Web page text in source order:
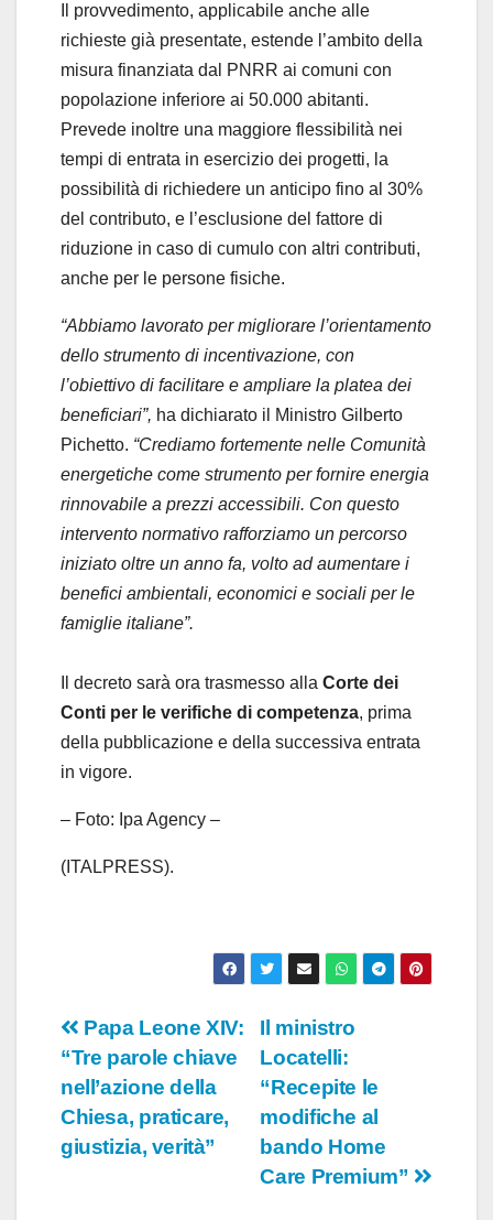
Il provvedimento, applicabile anche alle
richieste già presentate, estende l’ambito della
misura finanziata dal PNRR ai comuni con
popolazione inferiore ai 50.000 abitanti.
Prevede inoltre una maggiore flessibilità nei
tempi di entrata in esercizio dei progetti, la
possibilità di richiedere un anticipo fino al 30%
del contributo, e l’esclusione del fattore di
riduzione in caso di cumulo con altri contributi,
anche per le persone fisiche.
“Abbiamo lavorato per migliorare l’orientamento
dello strumento di incentivazione, con
l’obiettivo di facilitare e ampliare la platea dei
beneficiari”, ha dichiarato il Ministro Gilberto
Pichetto. “Crediamo fortemente nelle Comunità
energetiche come strumento per fornire energia
rinnovabile a prezzi accessibili. Con questo
intervento normativo rafforziamo un percorso
iniziato oltre un anno fa, volto ad aumentare i
benefici ambientali, economici e sociali per le
famiglie italiane”.
Il decreto sarà ora trasmesso alla Corte dei
Conti per le verifiche di competenza, prima
della pubblicazione e della successiva entrata
in vigore.
– Foto: Ipa Agency –
(ITALPRESS).
Navigazione
articoli
Il ministro
Locatelli:
“Recepite le
modifiche al
bando Home
Care Premium”
Papa Leone XIV:
“Tre parole chiave
nell’azione della
Chiesa, praticare,
giustizia, verità”